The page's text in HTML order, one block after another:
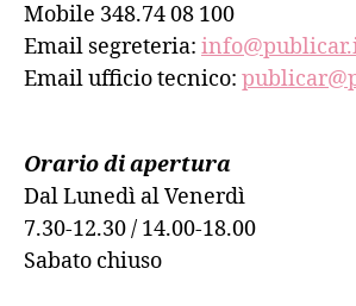
Mobile 348.74 08 100
Email segreteria:
Email ufficio tecnico:
Orario di apertura
Dal Lunedì al Venerdì
7.30-12.30 / 14.00-18.00
Sabato chiuso